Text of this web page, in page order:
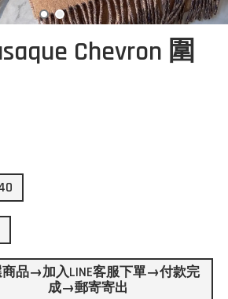
Chevron 圍
品→加入LINE客服下單→付款完
成→郵寄寄出